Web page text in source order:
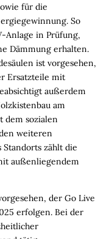
für die
So
Anlage in Prüfung,
Dämmung erhalten.
ist vorgesehen,
Ersatzteile mit
außerdem
am
dem sozialen
weiteren
zählt die
außenliegendem
der Go Live
erfolgen. Bei der